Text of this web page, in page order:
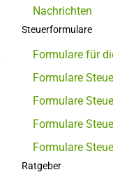
Nachrichten
Steuerformulare
Formulare für
Formulare
Formulare
Formulare
Formulare
Ratgeber